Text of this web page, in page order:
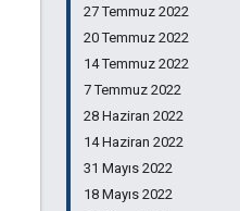
27 Temmuz 2022
20 Temmuz 2022
14 Temmuz 2022
7 Temmuz 2022
28 Haziran 2022
14 Haziran 2022
31 Mayıs 2022
18 Mayıs 2022